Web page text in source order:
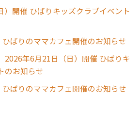
）開催 ひばりキッズクラブイベント
ひばりのママカフェ開催のお知らせ
2026年6月21日（日）開催 ひばりキ
のお知らせ
ひばりのママカフェ開催のお知らせ